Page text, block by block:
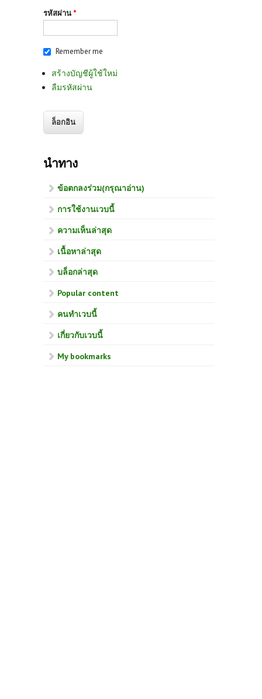
รหัสผ่าน *
Remember me
สร้างบัญชีผู้ใช้ใหม่
ลืมรหัสผ่าน
นำทาง
ข้อตกลงร่วม(กรุณาอ่าน)
การใช้งานเวบนี้
ความเห็นล่าสุด
เนื้อหาล่าสุด
บล็อกล่าสุด
Popular content
คนทำเวบนี้
เกี่ยวกับเวบนี้
My bookmarks